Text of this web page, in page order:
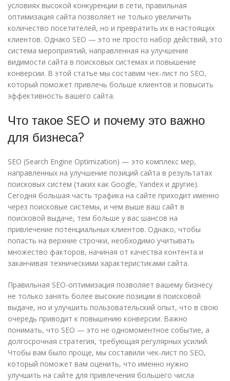
условиях высокой конкуренции в сети, правильная
оптимизация сайта позволяет не только увеличить
количество посетителей, но и превратить их в настоящих
клиентов. Однако SEO — это не просто набор действий, это
система мероприятий, направленная на улучшение
видимости сайта в поисковых системах и повышение
конверсии. В этой статье мы составим чек-лист по SEO,
который поможет привлечь больше клиентов и повысить
эффективность вашего сайта.
Что такое SEO и почему это важно
для бизнеса?
SEO (Search Engine Optimization) — это комплекс мер,
направленных на улучшение позиций сайта в результатах
поисковых систем (таких как Google, Yandex и другие).
Сегодня большая часть трафика на сайте приходит именно
через поисковые системы, и чем выше ваш сайт в
поисковой выдаче, тем больше у вас шансов на
привлечение потенциальных клиентов. Однако, чтобы
попасть на верхние строчки, необходимо учитывать
множество факторов, начиная от качества контента и
заканчивая техническими характеристиками сайта.
Правильная SEO-оптимизация позволяет вашему бизнесу
не только занять более высокие позиции в поисковой
выдаче, но и улучшить пользовательский опыт, что в свою
очередь приводит к повышению конверсии. Важно
понимать, что SEO — это не одномоментное событие, а
долгосрочная стратегия, требующая регулярных усилий.
Чтобы вам было проще, мы составили чек-лист по SEO,
который поможет вам оценить, что именно нужно
улучшить на сайте для привлечения большего числа